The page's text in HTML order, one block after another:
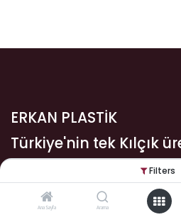
Filters
Ana Sayfa Arama
ERKAN PLASTİK
Türkiye'nin tek Kılçık
Bize Ulaşın